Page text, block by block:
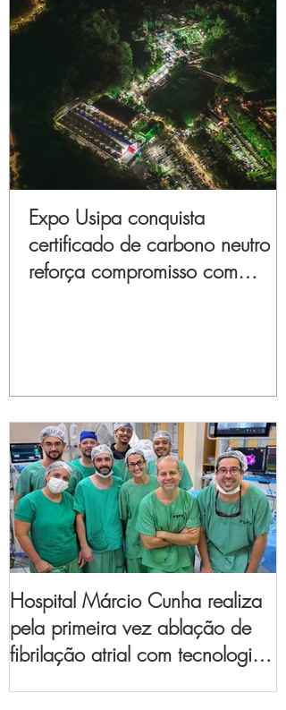
Expo Usipa conquista
certificado de carbono neutro e
reforça compromisso com
Hospital Márcio Cunha realiza
pela primeira vez ablação de
fibrilação atrial com tecnologia